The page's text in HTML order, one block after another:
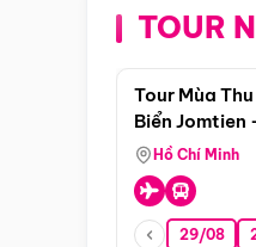
TOUR
Tour Mùa
Biển Jomtien
Boran
Thuyền Sông
Hồ Chí Minh
29/08